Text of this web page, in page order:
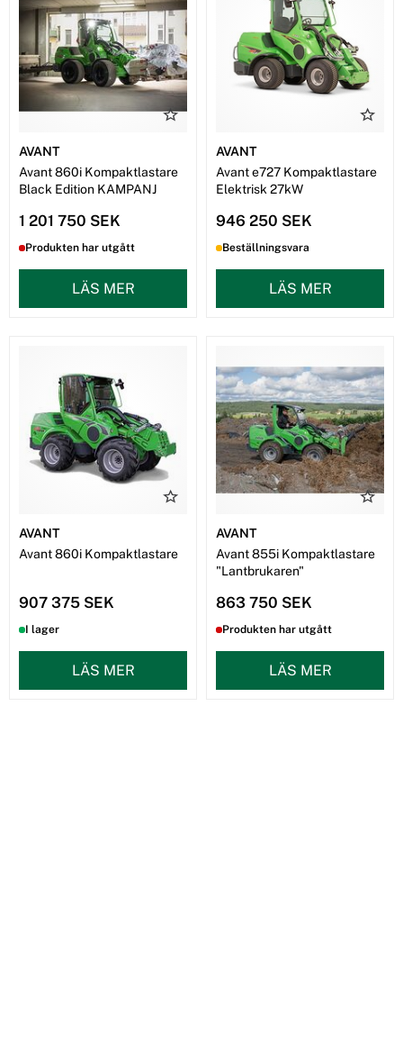
AVANT
Avant 860i Kompaktlastare
Black Edition KAMPANJ
1 201 750 SEK
Produkten har utgått
LÄS MER
AVANT
Avant e727 Kompaktlastare
Elektrisk 27kW
946 250 SEK
Beställningsvara
LÄS MER
AVANT
Avant 860i Kompaktlastare
907 375 SEK
I lager
LÄS MER
AVANT
Avant 855i Kompaktlastare
"Lantbrukaren"
863 750 SEK
Produkten har utgått
LÄS MER